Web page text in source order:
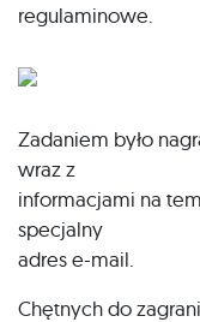
regulaminowe.
Zadaniem było
wraz z
informacjami na
specjalny
adres e-mail.
Chętnych do